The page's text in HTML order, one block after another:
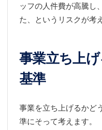
ッフの人件費が高騰し
た、というリスクが考
事業立ち上
基準
事業を立ち上げるかど
準にそって考えます。